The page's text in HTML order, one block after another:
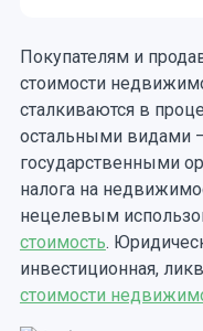
Покупателям и
стоимости
сталкиваются в
остальными видами
государственными
налога на
нецелевым
стоимость.
инвестиционная,
стоимости